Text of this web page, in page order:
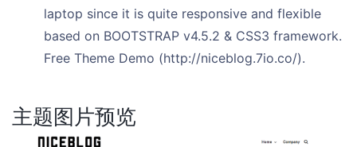
laptop since it is quite responsive and flexible
based on BOOTSTRAP v4.5.2 & CSS3 framework.
Free Theme Demo (http://niceblog.7io.co/).
主题图片预览